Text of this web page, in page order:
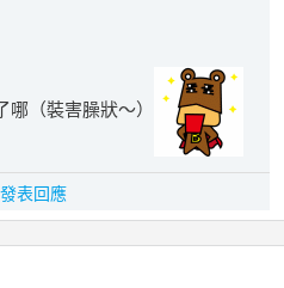
（裝害臊狀～）
表回應